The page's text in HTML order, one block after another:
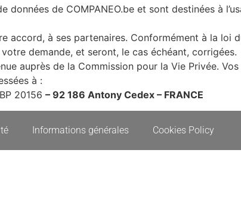
de COMPANEO.be et sont destinées à
accord, à ses partenaires. Conformément à la loi
demande, et seront, le cas échéant, corrigées.
auprès de la Commission pour la Vie Privée.
à :
20156 – 92 186 Antony Cedex – FRANCE
Informations générales Cookies Policy